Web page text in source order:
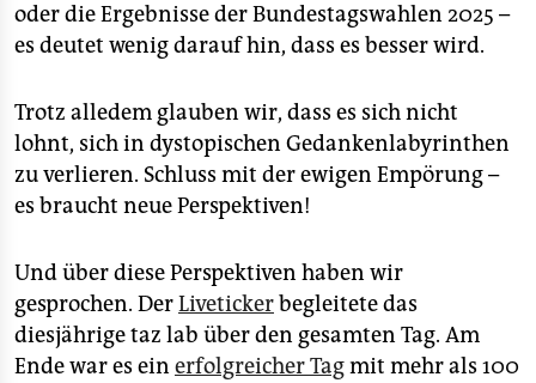
oder die Ergebnisse der Bundestagswahlen 2025 –
es deutet wenig darauf hin, dass es besser wird.
Trotz alledem glauben wir, dass es sich nicht
lohnt, sich in dystopischen Gedankenlabyrinthen
zu verlieren. Schluss mit der ewigen Empörung –
es braucht neue Perspektiven!
Und über diese Perspektiven haben wir
gesprochen. DerLivetickerbegleitete das
diesjährige taz lab über den gesamten Tag. Am
Ende war es ein erfolgreicher Tagmit mehr als 100